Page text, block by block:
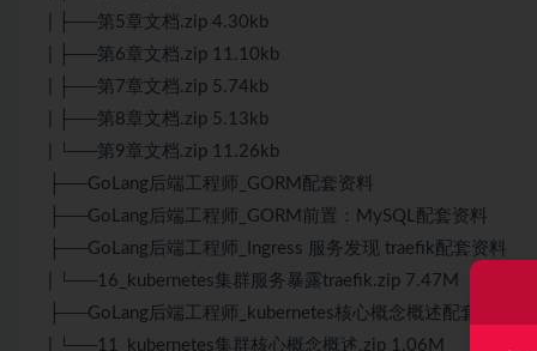
| ├──第5章文档.zip 4.30kb
| ├──第6章文档.zip 11.10kb
| ├──第7章文档.zip 5.74kb
| ├──第8章文档.zip 5.13kb
| └──第9章文档.zip 11.26kb
├──GoLang后端工程师_GORM配套资料
├──GoLang后端工程师_GORM前置：MySQL配套资料
├──GoLang后端工程师_Ingress 服务发现 traefik配套资料
| └──16_kubernetes集群服务暴露traefik.zip 7.47M
├──GoLang后端工程师_kubernetes核心概念概述配套资料
| └──11_kubernetes集群核心概念概述.zip 1.06M